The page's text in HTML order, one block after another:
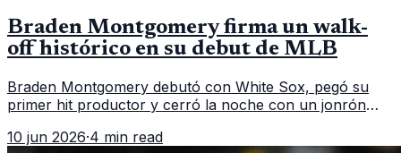
Braden Montgomery firma un walk-
off histórico en su debut de MLB
Braden Montgomery debutó con White Sox, pegó su
primer hit productor y cerró la noche con un jonrón
caso de este tipo en la historia.
10 jun 2026·4 min read